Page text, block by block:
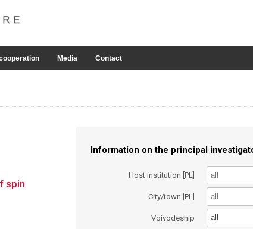
Media Contact
Information on the principal
Host institution [PL]
City/town [PL]
Voivodeship all
spin